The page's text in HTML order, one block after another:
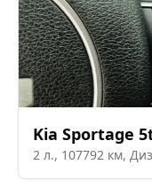
Kia Sportage
2 л., 107792 км,